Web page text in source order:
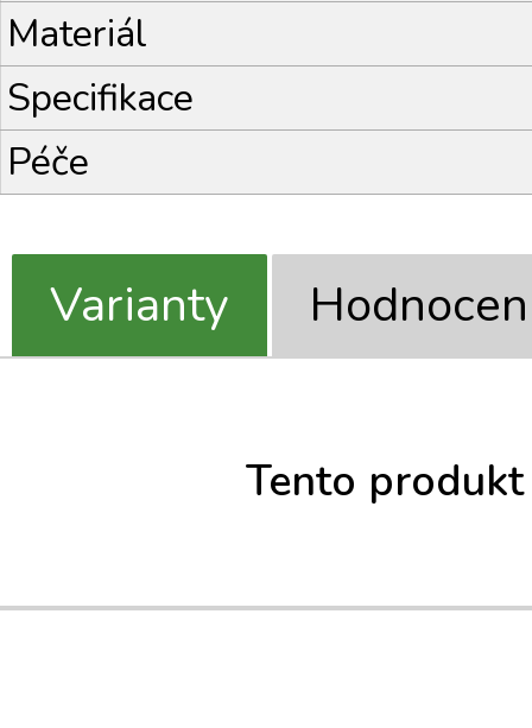
Materiál
Specifikace
Péče
Varianty
Tento